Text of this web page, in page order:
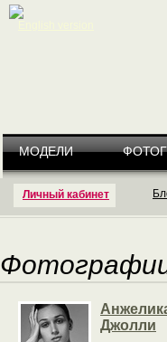
Личный кабинет
МОДЕЛИ
Джолли